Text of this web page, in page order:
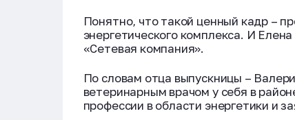
Понятно, что такой ценный кадр –
энергетического комплекса. И
«Сетевая компания».
По словам отца выпускницы –
ветеринарным врачом у себя в
профессии в области энергетики и